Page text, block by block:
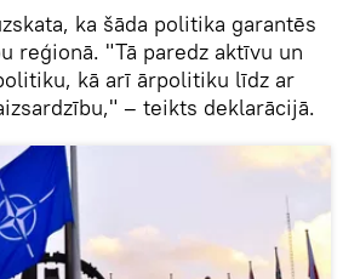
ka šāda politika garantēs
reģionā. "Tā paredz aktīvu un
kā arī ārpolitiku līdz ar
– teikts deklarācijā.